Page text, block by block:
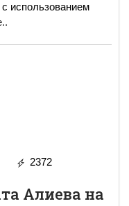
использованием
2372
Алиева на